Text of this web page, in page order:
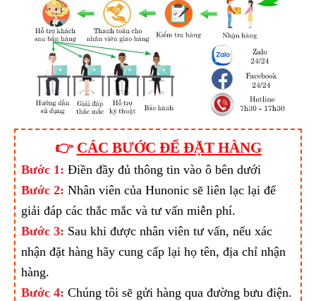
👉 CÁC BƯỚC ĐỂ ĐẶT HÀNG
Bước 1: Điền đầy đủ thông tin vào ô bên dưới
Bước 2: Nhân viên của Hunonic sẽ liên lạc lại để
giải đáp các thắc mắc và tư vấn miễn phí.
Bước 3: Sau khi được nhân viên tư vấn, nếu xác
nhận đặt hàng hãy cung cấp lại họ tên, địa chỉ nhận
hàng.
Bước 4: Chúng tôi sẽ gửi hàng qua đường bưu điện.